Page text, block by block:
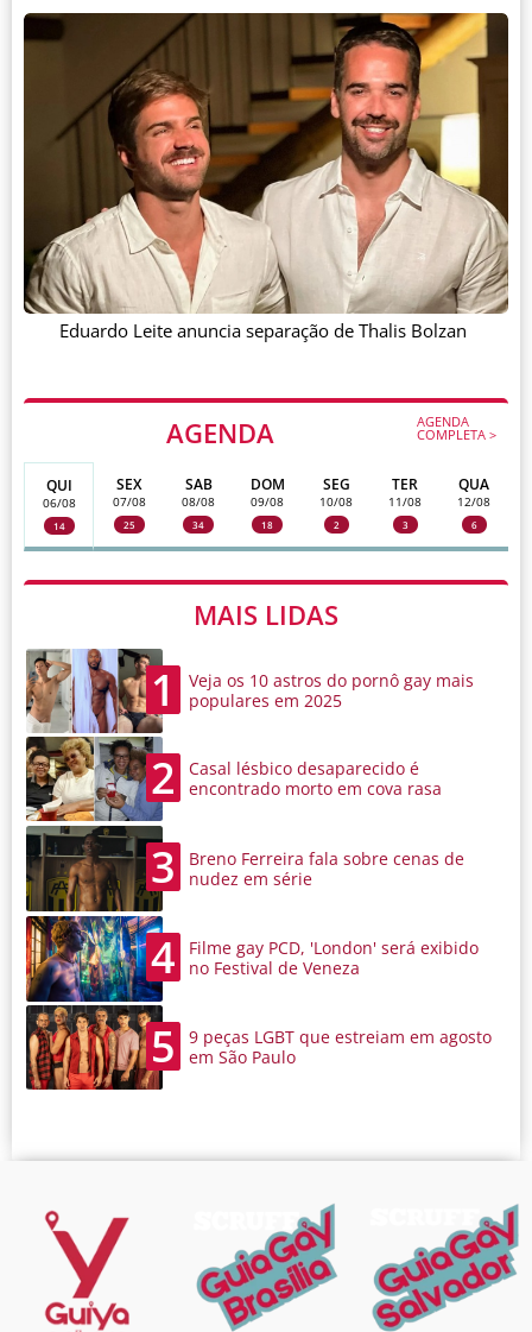
AGENDA AGENDA
COMPLETA >
QUI
06/08
14
SEX
07/08
25
SAB
08/08
34
DOM
09/08
18
SEG
10/08
2
TER
11/08
3
QUA
12/08
6
MAIS LIDAS
1
Veja os 10 astros do pornô gay mais
populares em 2025
2
Casal lésbico desaparecido é
encontrado morto em cova rasa
3
Breno Ferreira fala sobre cenas de
nudez em série
4
Filme gay PCD, 'London' será exibido
no Festival de Veneza
5
9 peças LGBT que estreiam em agosto
em São Paulo
Eduardo Leite anuncia separação de Thalis Bolzan